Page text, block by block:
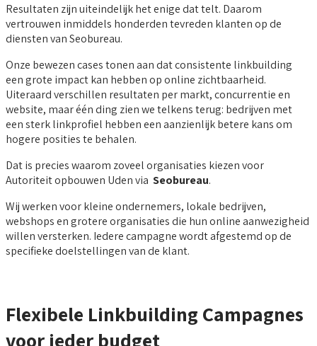
Resultaten zijn uiteindelijk het enige dat telt. Daarom
vertrouwen inmiddels honderden tevreden klanten op de
diensten van Seobureau.
Onze bewezen cases tonen aan dat consistente linkbuilding
een grote impact kan hebben op online zichtbaarheid.
Uiteraard verschillen resultaten per markt, concurrentie en
website, maar één ding zien we telkens terug: bedrijven met
een sterk linkprofiel hebben een aanzienlijk betere kans om
hogere posities te behalen.
Dat is precies waarom zoveel organisaties kiezen voor
Autoriteit opbouwen Uden via Seobureau.
Wij werken voor kleine ondernemers, lokale bedrijven,
webshops en grotere organisaties die hun online aanwezigheid
willen versterken. Iedere campagne wordt afgestemd op de
specifieke doelstellingen van de klant.
Flexibele Linkbuilding Campagnes
voor ieder budget